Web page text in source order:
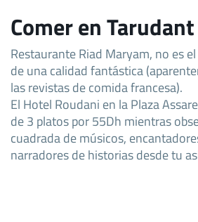
Comer en Tarudant
Restaurante Riad Maryam, no es
de una calidad fantástica
las revistas de comida francesa).
El Hotel Roudani en la Plaza
de 3 platos por 55Dh mientras
cuadrada de músicos,
narradores de historias desde tu